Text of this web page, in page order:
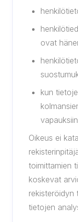
ovat
kun
vapauksiin
Oikeus ei
toimittamien
koskevat
rekisteröidyn
tietojen